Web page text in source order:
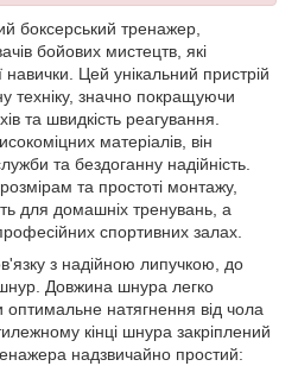
боксерський тренажер,
бойових мистецтв, які
навички. Цей унікальний пристрій
техніку, значно покращуючи
та швидкість реагування.
матеріалів, він
та бездоганну надійність.
та простоті монтажу,
для домашніх тренувань, а
спортивних залах.
з надійною липучкою, до
Довжина шнура легко
натягнення від чола
кінці шнура закріплений
надзвичайно простий: